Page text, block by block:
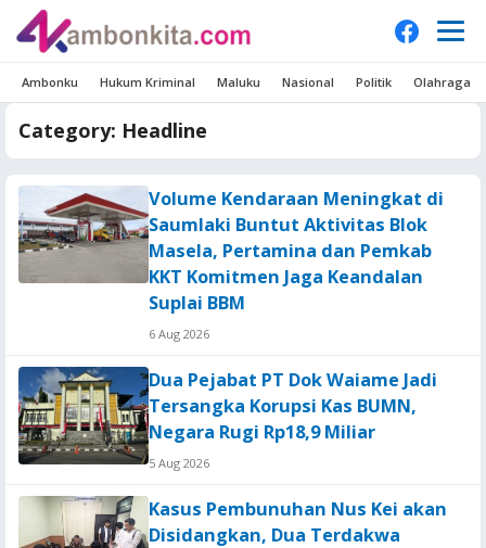
Ambonku Hukum Kriminal Maluku Nasional Politik Olahraga
Category: Headline
Volume Kendaraan Meningkat di
Saumlaki Buntut Aktivitas Blok
Masela, Pertamina dan Pemkab
KKT Komitmen Jaga Keandalan
Suplai BBM
6 Aug 2026
Dua Pejabat PT Dok Waiame Jadi
Tersangka Korupsi Kas BUMN,
Negara Rugi Rp18,9 Miliar
5 Aug 2026
Kasus Pembunuhan Nus Kei akan
Disidangkan, Dua Terdakwa